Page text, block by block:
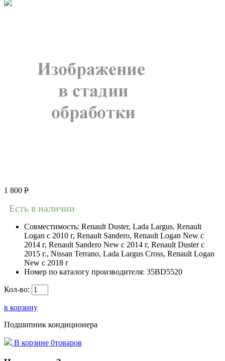
1 800 Р
Есть в наличии
Совместимость: Renault Duster, Lada Largus, Renault
Logan c 2010 г, Renault Sandero, Renault Logan New с
2014 г, Renault Sandero New с 2014 г, Renault Duster с
2015 г., Nissan Terrano, Lada Largus Cross, Renault Logan
New с 2018 г
Номер по каталогу производителя: 35BD5520
Кол-во:
в корзину
Подшипник кондиционера
В корзине 0товаров